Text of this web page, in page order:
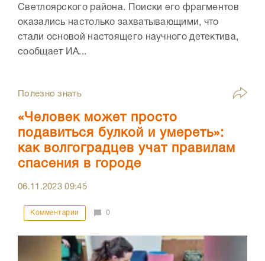
Светлоярского района. Поиски его фрагментов
оказались настолько захватывающими, что
стали основой настоящего научного детектива,
сообщает ИА...
Полезно знать
«Человек может просто
подавиться булкой и умереть»:
как волгоградцев учат правилам
спасения в городе
06.11.202309:45
Комментарии 0